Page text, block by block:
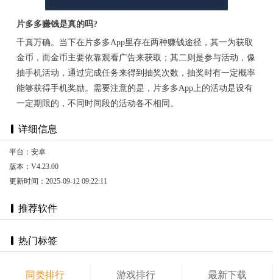
片多多赚钱是真的吗?
千真万确。当下在片多多App里存在两种赚钱途径，其一为获取
金币，而金币主要依靠观看广告来获取；其二则是参与活动，像
抽手机活动，通过完成任务来得到抽奖次数，抽奖时有一定概率
能够获得手机奖励。需要注意的是，片多多App上的活动是设有
一定期限的，不同时间段的活动各不相同。
详细信息
平台：安卓
版本：V4.23.00
更新时间：2025-09-12 09:22:11
推荐软件
热门标签
同类排行 游戏排行 最新下载